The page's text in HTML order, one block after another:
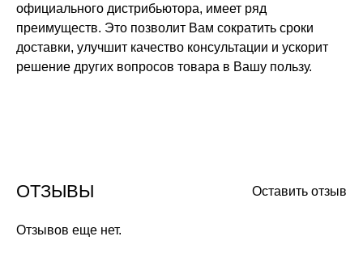
официального дистрибьютора, имеет ряд
преимуществ. Это позволит Вам сократить сроки
доставки, улучшит качество консультации и ускорит
решение других вопросов товара в Вашу пользу.
Оставить отзыв
ОТЗЫВЫ
Отзывов еще нет.